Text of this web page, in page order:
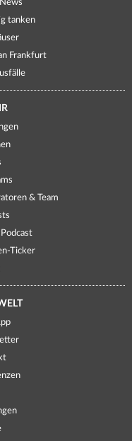
tanken
Frankfurt
& Team
Ticker